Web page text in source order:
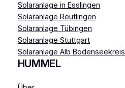
Solaranlage in Esslingen
Solaranlage Reutlingen
Solaranlage Tübingen
Solaranlage Stuttgart
Solaranlage Alb Bodenseekreis
HUMMEL